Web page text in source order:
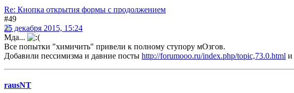
Re: Кнопка открытия формы с продолжением
#49
25 декабря 2015, 15:24
Мда...
Все попытки "химичить" привели к полному ступору мОзгов.
Добавили пессимизма и давние посты http://forumooo.ru/index.php/topic,73.0.html и
rausNT